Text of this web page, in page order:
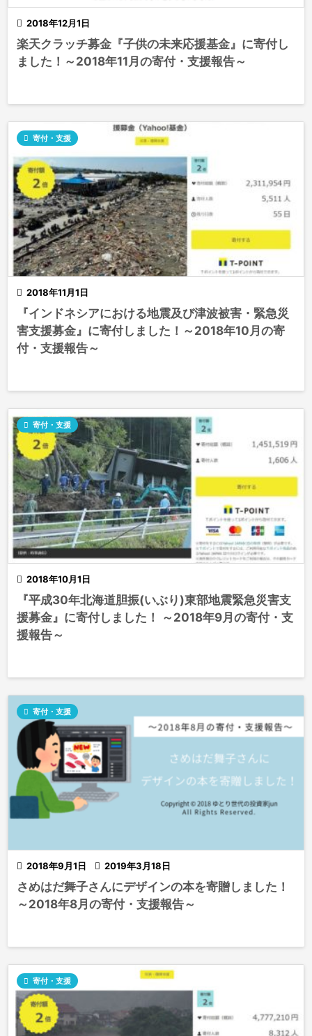
 2018年12月1日
楽天クラッチ募金『子供の未来応援基金』に寄付し
ました！～2018年11月の寄付・支援報告～
 2018年11月1日
 寄付・支援
『インドネシアにおける地震及び津波被害・緊急災
害支援募金』に寄付しました！～2018年10月の寄
付・支援報告～
 2018年10月1日
 寄付・支援
『平成30年北海道胆振(いぶり)東部地震緊急災害支
援募金』に寄付しました！ ～2018年9月の寄付・支
援報告～
 2018年9月1日  2019年3月18日
 寄付・支援
さめはだ舞子さんにデザインの本を寄贈しました！
～2018年8月の寄付・支援報告～
 寄付・支援